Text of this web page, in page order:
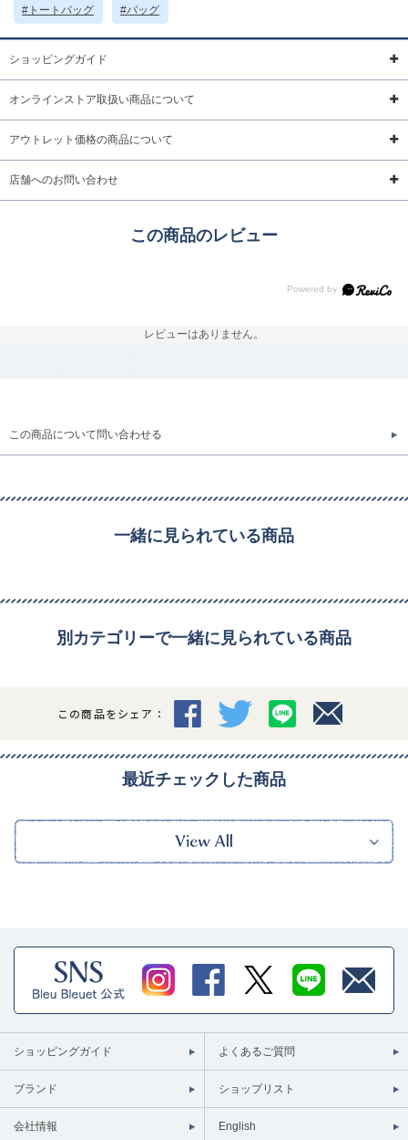
より、実際の色味と異なって見える場合がございます。
素材・原材料
原産国 中国製
#トートバッグ #バッグ
ショッピングガイド
オンラインストア取扱い商品について
アウトレット価格の商品について
店舗へのお問い合わせ
この商品のレビュー
レビューはありません。
この商品について問い合わせる
一緒に見られている商品
別カテゴリーで一緒に見られている商品
この商品をシェア：
最近チェックした商品
ショッピングガイド よくあるご質問
ブランド ショップリスト
会社情報 English